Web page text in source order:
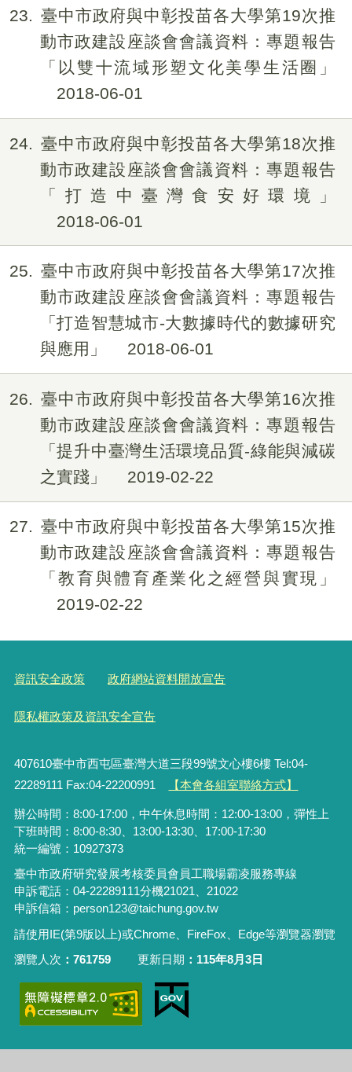
23
臺中市政府與中彰投苗各大學第19次推
動市政建設座談會會議資料：專題報告
「以雙十流域形塑文化美學生活圈」
2018-06-01
24
臺中市政府與中彰投苗各大學第18次推
動市政建設座談會會議資料：專題報告
「打造中臺灣食安好環境」
2018-06-01
25
臺中市政府與中彰投苗各大學第17次推
動市政建設座談會會議資料：專題報告
「打造智慧城市-大數據時代的數據研究
與應用」
2018-06-01
26
臺中市政府與中彰投苗各大學第16次推
動市政建設座談會會議資料：專題報告
「提升中臺灣生活環境品質-綠能與減碳
之實踐」
2019-02-22
27
臺中市政府與中彰投苗各大學第15次推
動市政建設座談會會議資料：專題報告
「教育與體育產業化之經營與實現」
2019-02-22
資訊安全政策 政府網站資料開放宣告
隱私權政策及資訊安全宣告
407610臺中市西屯區臺灣大道三段99號文心樓6樓 Tel:04-
22289111 Fax:04-22200991
【本會各組室聯絡方式】
辦公時間：8:00-17:00，中午休息時間：12:00-13:00，彈性上
下班時間：8:00-8:30、13:00-13:30、17:00-17:30
統一編號：10927373
臺中市政府研究發展考核委員會員工職場霸凌服務專線
申訴電話：04-22289111分機21021、21022
申訴信箱：person123@taichung.gov.tw
請使用IE(第9版以上)或Chrome、FireFox、Edge等瀏覽器瀏覽
瀏覽人次
761759 更新日期 115年8月3日